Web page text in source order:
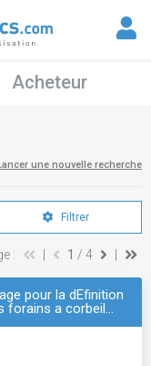
Acheteur
une nouvelle recherche
Filtrer
: 1 / 4
pour la dÉfinition
forains a corbeil…